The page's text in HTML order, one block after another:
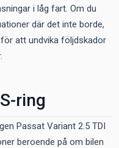
i låg fart. Om du
där det inte borde,
att undvika följdskador
ring
Passat Variant 2.5 TDI
beroende på om bilen